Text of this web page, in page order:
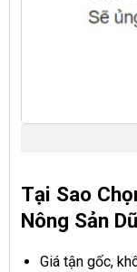
Tại Sao
Nông Sản
Giá tận gốc,